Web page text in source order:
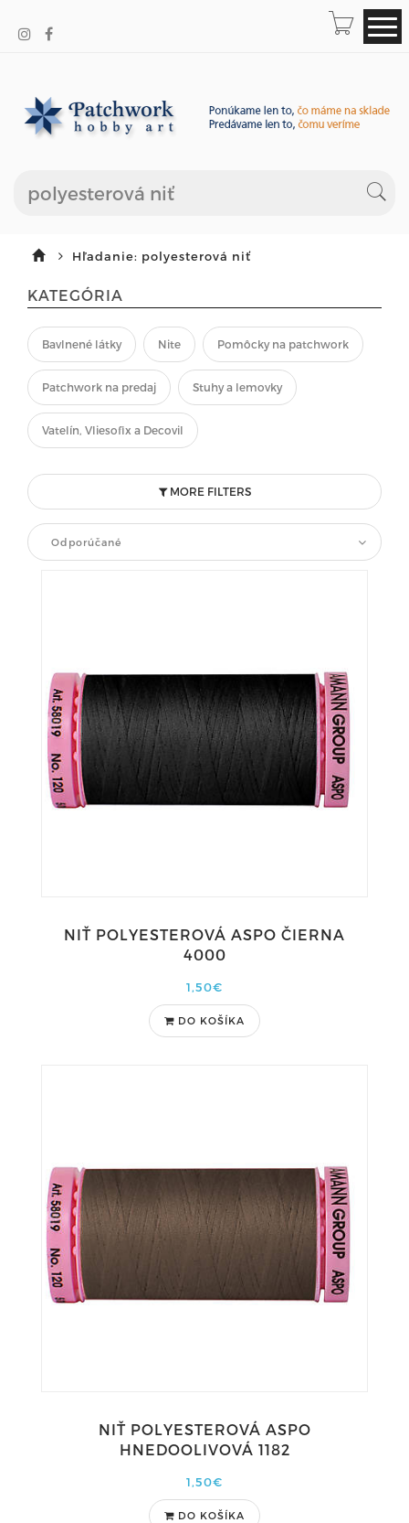
Hľadanie: polyesterová niť
KATEGÓRIA
Bavlnené látky Nite Pomôcky na patchwork
Patchwork na predaj Stuhy a lemovky
Vatelín, Vliesofix a Decovil
MORE FILTERS
Odporúčané
NIŤ POLYESTEROVÁ ASPO ČIERNA
4000
1,50€
DO KOŠÍKA
NIŤ POLYESTEROVÁ ASPO
HNEDOOLIVOVÁ 1182
1,50€
DO KOŠÍKA